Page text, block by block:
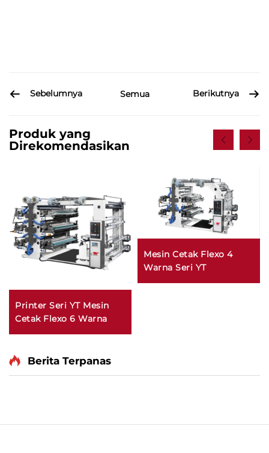
Sebelumnya Semua Berikutnya
Produk yang
Direkomendasikan
Printer Seri YT Mesin
Cetak Flexo 6 Warna
Mesin Cetak Flexo 4
Warna Seri YT
Berita Terpanas